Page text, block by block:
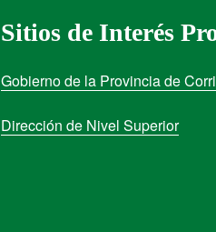
Sitios de Interés
Gobierno de la Provincia de
Dirección de Nivel Superior